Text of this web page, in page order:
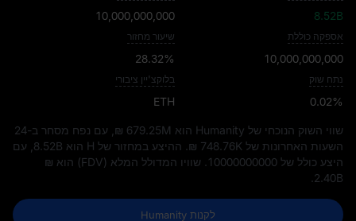
8.52B
10,000,000,000
אספקה כוללת
10,000,000,000
שיעור מחזור
28.32%
נתח שוק
0.02%
בלוקצ'יין ציבורי
ETH
שווי השוק הנוכחי של Humanity הוא ₪ 679.25M
, עם נפח מסחר ב-24
השעות האחרונות של ₪ 748.76K . ההיצע במחזור של H הוא 8.52B , עם
היצע כולל של 10000000000 . שוויו המדולל המלא (FDV) הוא
₪
2.40B
לקנות Humanity